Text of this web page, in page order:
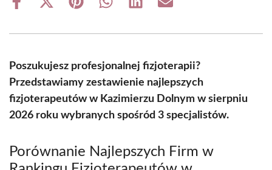
Share
Share
(Twitter)
Share Share Share Share
Poszukujesz profesjonalnej fizjoterapii?
Przedstawiamy zestawienie najlepszych
fizjoterapeutów w Kazimierzu Dolnym w sierpniu
2026 roku wybranych spośród 3 specjalistów.
Porównanie Najlepszych Firm w